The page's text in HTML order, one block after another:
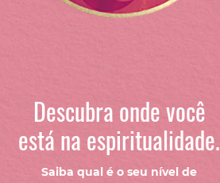
Descubra onde você
está na espiritualidade.
Saiba qual é o seu nível de